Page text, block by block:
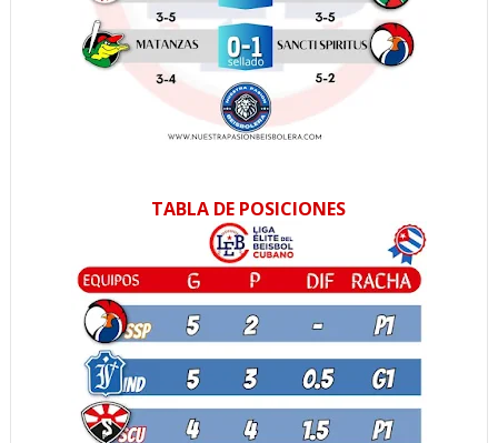
TABLA DE POSICIONES